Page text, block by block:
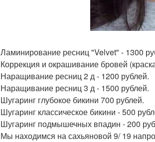
Ламинирование ресниц "Velvet" - 1300
Коррекция и окрашивание бровей
Наращивание ресниц 2 д - 1200 рублей.
Наращивание ресниц 3 д - 1500 рублей.
Шугаринг глубокое бикини 700 рублей.
Шугаринг классическое бикини - 500
Шугаринг подмышечных впадин - 200
Мы находимся на сахьяновой 9/ 19